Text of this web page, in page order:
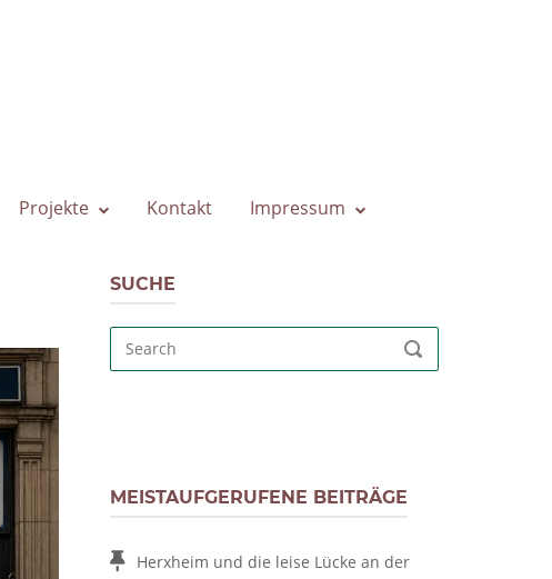
Projekte Kontakt Impressum
SUCHE
Search
for:
SEARCH
MEISTAUFGERUFENE BEITRÄGE
Herxheim und die leise Lücke an der